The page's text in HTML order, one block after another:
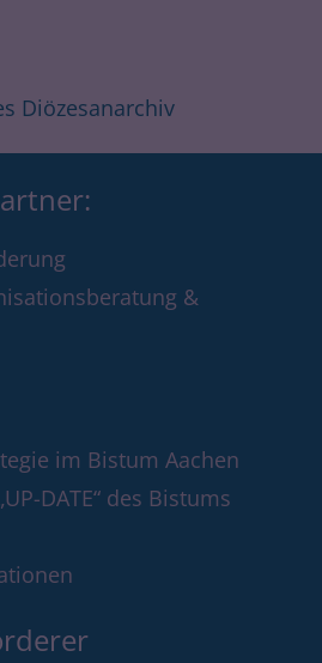
Diözesanarchiv
&
im Bistum Aachen
DATE“ des Bistums